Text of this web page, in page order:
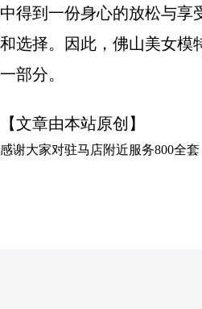
中得到一份身心的放松与享
和选择。因此，佛山美女模
一部分。
【文章由本站原创】
感谢大家对驻马店附近服务800全